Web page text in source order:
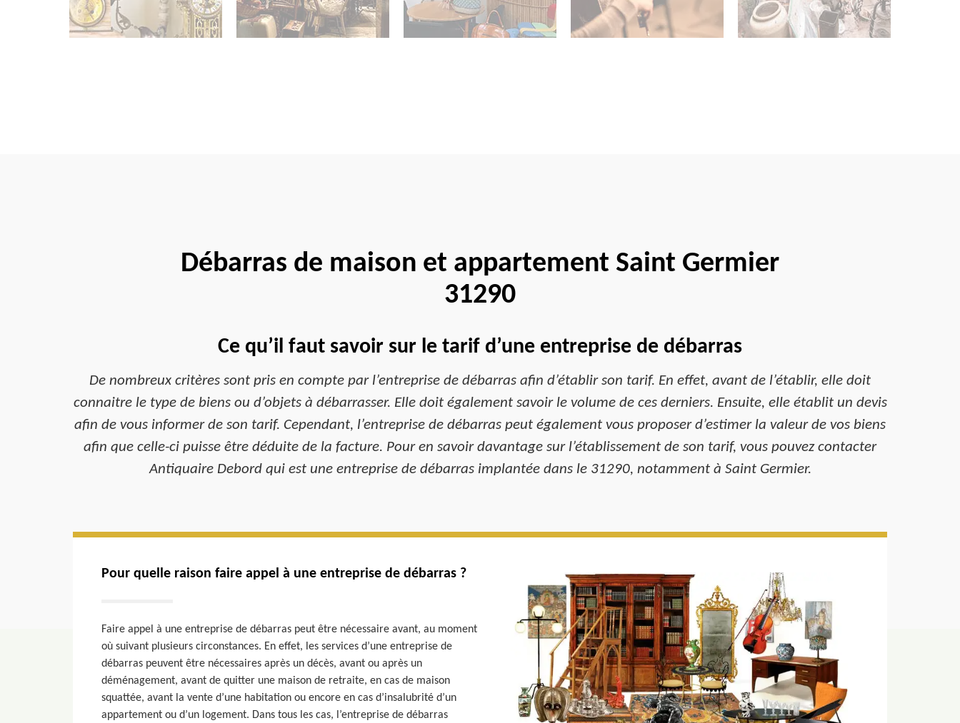
Débarras de maison et appartement Saint Germier
31290
Ce qu’il faut savoir sur le tarif d’une entreprise de débarras
De nombreux critères sont pris en compte par l’entreprise de débarras afin d’établir son tarif. En effet, avant de l’établir, elle doit
connaitre le type de biens ou d’objets à débarrasser. Elle doit également savoir le volume de ces derniers. Ensuite, elle établit un devis
afin de vous informer de son tarif. Cependant, l’entreprise de débarras peut également vous proposer d’estimer la valeur de vos biens
afin que celle-ci puisse être déduite de la facture. Pour en savoir davantage sur l’établissement de son tarif, vous pouvez contacter
Antiquaire Debord qui est une entreprise de débarras implantée dans le 31290, notamment à Saint Germier.
Pour quelle raison faire appel à une entreprise de débarras ?
Faire appel à une entreprise de débarras peut être nécessaire avant, au moment
où suivant plusieurs circonstances. En effet, les services d’une entreprise de
débarras peuvent être nécessaires après un décès, avant ou après un
déménagement, avant de quitter une maison de retraite, en cas de maison
squattée, avant la vente d’une habitation ou encore en cas d’insalubrité d’un
appartement ou d’un logement. Dans tous les cas, l’entreprise de débarras